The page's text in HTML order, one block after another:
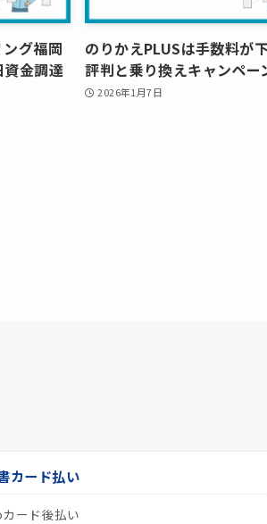
ング福岡
資金調達
のりかえPLUSは手数料が
評判と乗り換えキャンペー
2026年1月7日
カード払い
ード後払い